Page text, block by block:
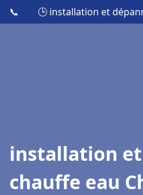
📞 🕒 installation et
installation
chauffe eau